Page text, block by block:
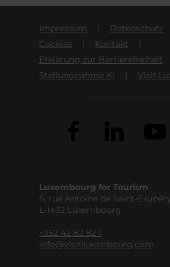
Impressum
Datenschutz
Cookies
Kontakt
Erklärung zur Barrierefreiheit
Stellungnahme KI
Visit
Luxembourg for Tourism
6, rue Antoine de Saint-Exupéry
L-1432 Luxembourg
+352 42 82 82 1
info@visitluxembourg.com